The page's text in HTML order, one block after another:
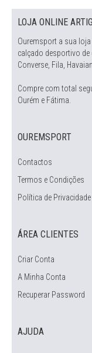
LOJA ONLINE
Ouremsport a sua
calçado desportivo de
Converse, Fila,
Compre com total
Ourém e Fátima.
OUREMSPORT
Contactos
Termos e Condições
Política de Privacidade
ÁREA CLIENTES
Criar Conta
A Minha Conta
Recuperar Password
AJUDA